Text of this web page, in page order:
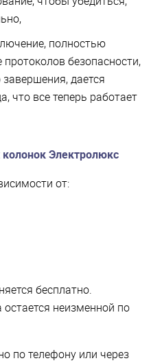
полностью
безопасности,
дается
что все теперь работает
Электролюкс
от:
бесплатно.
неизменной по
по телефону или через